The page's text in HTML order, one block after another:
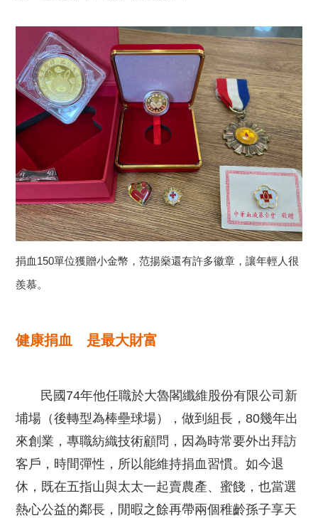
捐血150單位獲贈小金幣，范揚燊還有許多徽章，讓年輕人很
羨慕。
健康捐血 是最大財富
民國74年他任職於大魯閣纖維股份有限公司新
埔場（後轉型為棒壘球場），做到組長，80幾年出
來創業，專職紡織技術顧問，因為時常要外出拜訪
客戶，時間彈性，所以能維持捐血習慣。如今退
休，既在五指山與太太一起賣農產、蜜餞，也當選
熱心公益的鄰長，閒暇之餘再帶兩個稚齡孫子享天